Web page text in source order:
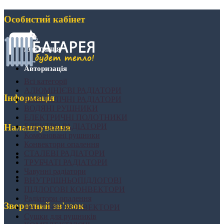
Особистий кабінет
Реєстрація
Авторизація
Інформація
Налаштування
Зворотний зв'язок
БІМЕТАЛІЧНІ РАДІАТОРИ
ЕЛЕКТРО РАДІАТОРИ
Комбіновані рушники
НАСТІННІ КОНВЕКТОРИ